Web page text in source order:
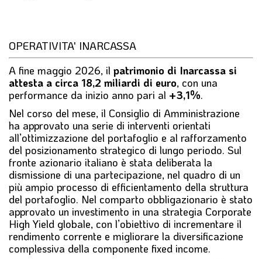
OPERATIVITA' INARCASSA
A fine maggio 2026, il patrimonio di Inarcassa si
attesta a circa 18,2 miliardi di euro, con una
performance da inizio anno pari al +3,1%.
Nel corso del mese, il Consiglio di Amministrazione
ha approvato una serie di interventi orientati
all’ottimizzazione del portafoglio e al rafforzamento
del posizionamento strategico di lungo periodo. Sul
fronte azionario italiano è stata deliberata la
dismissione di una partecipazione, nel quadro di un
più ampio processo di efficientamento della struttura
del portafoglio. Nel comparto obbligazionario è stato
approvato un investimento in una strategia Corporate
High Yield globale, con l’obiettivo di incrementare il
rendimento corrente e migliorare la diversificazione
complessiva della componente fixed income.